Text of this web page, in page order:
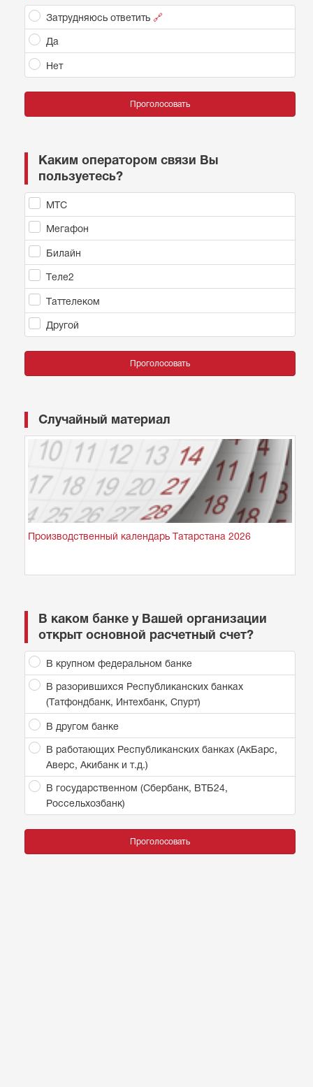
Затрудняюсь ответить 🔗
Да
Нет
Проголосовать
Каким оператором связи Вы
пользуетесь?
МТС
Мегафон
Билайн
Теле2
Таттелеком
Другой
Проголосовать
Случайный материал
Производственный календарь Татарстана 2026
В каком банке у Вашей организации
открыт основной расчетный счет?
В крупном федеральном банке
В разорившихся Республиканских банках
(Татфондбанк, Интехбанк, Спурт)
В другом банке
В работающих Республиканских банках (АкБарс,
Аверс, Акибанк и т.д.)
В государственном (Сбербанк, ВТБ24,
Россельхозбанк)
Проголосовать